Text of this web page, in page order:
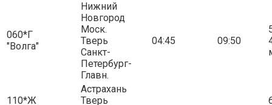
060*Г
"Волга"
Нижний
Новгород
Моск.
Тверь
Санкт-
Петербург-
Главн.
04:45 09:50
110*Ж
Астрахань
Тверь